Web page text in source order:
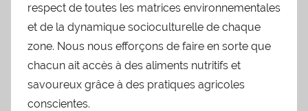
respect de toutes les matrices environnementales
et de la dynamique socioculturelle de chaque
zone. Nous nous efforçons de faire en sorte que
chacun ait accès à des aliments nutritifs et
savoureux grâce à des pratiques agricoles
conscientes.